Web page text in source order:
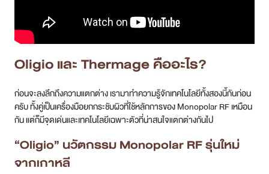
Oligio และ Thermage คืออะไร?
ก่อนจะลงลึกถึงความแตกต่าง เรามาทำความรู้จักเทคโนโลยีทั้งสองนี้กันก่อน
ครับ ทั้งคู่เป็นเครื่องมือยกกระชับผิวที่ใช้หลักการของ Monopolar RF เหมือน
กัน แต่ก็มีจุดเด่นและเทคโนโลยีเฉพาะตัวที่น่าสนใจแตกต่างกันไป
“Oligio” นวัตกรรม Monopolar RF รุ่นใหม่
จากเกาหลี